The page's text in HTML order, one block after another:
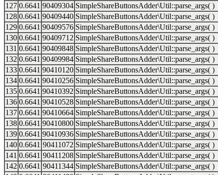
127 0.6641 90409304 SimpleShareButtonsAdder\Util::parse_args( )
128 0.6641 90409440 SimpleShareButtonsAdder\Util::parse_args( )
129 0.6641 90409576 SimpleShareButtonsAdder\Util::parse_args( )
130 0.6641 90409712 SimpleShareButtonsAdder\Util::parse_args( )
131 0.6641 90409848 SimpleShareButtonsAdder\Util::parse_args( )
132 0.6641 90409984 SimpleShareButtonsAdder\Util::parse_args( )
133 0.6641 90410120 SimpleShareButtonsAdder\Util::parse_args( )
134 0.6641 90410256 SimpleShareButtonsAdder\Util::parse_args( )
135 0.6641 90410392 SimpleShareButtonsAdder\Util::parse_args( )
136 0.6641 90410528 SimpleShareButtonsAdder\Util::parse_args( )
137 0.6641 90410664 SimpleShareButtonsAdder\Util::parse_args( )
138 0.6641 90410800 SimpleShareButtonsAdder\Util::parse_args( )
139 0.6641 90410936 SimpleShareButtonsAdder\Util::parse_args( )
140 0.6641 90411072 SimpleShareButtonsAdder\Util::parse_args( )
141 0.6641 90411208 SimpleShareButtonsAdder\Util::parse_args( )
142 0.6641 90411344 SimpleShareButtonsAdder\Util::parse_args( )